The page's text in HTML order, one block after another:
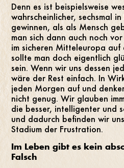
Denn es ist beispielsweise
wahrscheinlicher, sechsmal
gewinnen, als als Mensch
man sich dann auch noch
im sicheren Mitteleuropa auf
sollte man doch eigentlich
sein. Wenn wir uns dessen
wäre der Rest einfach. In
jeden Morgen auf und
nicht genug. Wir glauben
die besser, intelligenter und
und dadurch befinden wir
Stadium der Frustration.
Im Leben gibt es kein
Falsch